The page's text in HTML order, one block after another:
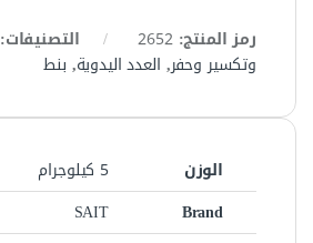
رمز المنتج:2652 التصنيفات:
وتكسير وحفر, العدد اليدوية, بنط
الوزن
5 كيلوجرام
Brand
SAIT